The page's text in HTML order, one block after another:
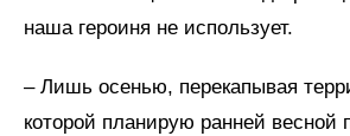
наша героиня не использует.
– Лишь осенью, перекапывая
которой планирую ранней весной